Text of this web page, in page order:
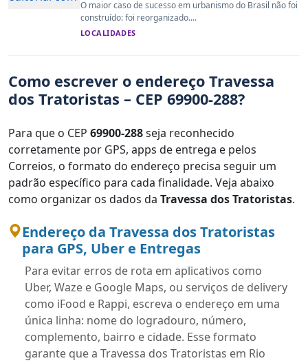
O maior caso de sucesso em urbanismo do Brasil não foi
construído: foi reorganizado....
LOCALIDADES
Como escrever o endereço Travessa
dos Tratoristas – CEP 69900-288?
Para que o CEP 69900-288seja reconhecido
corretamente por GPS, apps de entrega e pelos
Correios, o formato do endereço precisa seguir um
padrão específico para cada finalidade. Veja abaixo
como organizar os dados da Travessa dos Tratoristas.
Endereço da Travessa dos Tratoristas
para GPS, Uber e Entregas
Para evitar erros de rota em aplicativos como
Uber, Waze e Google Maps, ou serviços de delivery
como iFood e Rappi, escreva o endereço em uma
única linha: nome do logradouro, número,
complemento, bairro e cidade. Esse formato
garante que a Travessa dos Tratoristas em Rio